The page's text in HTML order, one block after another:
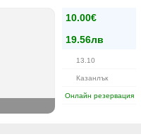
10.00€
19.56лв
13.10
Казанлък
Онлайн резервация